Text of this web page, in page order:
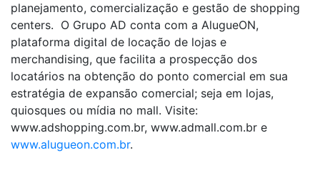
planejamento, comercialização e gestão de shopping
centers. O Grupo AD conta com a AlugueON,
plataforma digital de locação de lojas e
merchandising, que facilita a prospecção dos
locatários na obtenção do ponto comercial em sua
estratégia de expansão comercial; seja em lojas,
quiosques ou mídia no mall. Visite:
www.adshopping.com.br, www.admall.com.br e
www.alugueon.com.br.